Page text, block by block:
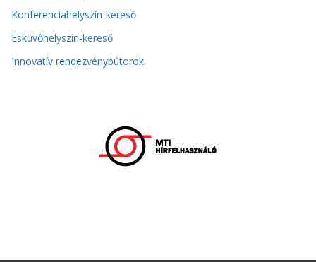
Konferenciahelyszín-kereső
Esküvőhelyszín-kereső
Innovatív rendezvénybútorok